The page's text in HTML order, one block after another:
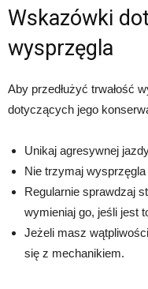
Wskazówki
wysprzęgla
Aby przedłużyć trwałość
dotyczących jego
Unikaj agresywnej
Nie trzymaj wysprzęgla
Regularnie sprawdzaj
wymieniaj go, jeśli jest
Jeżeli masz
się z mechanikiem.